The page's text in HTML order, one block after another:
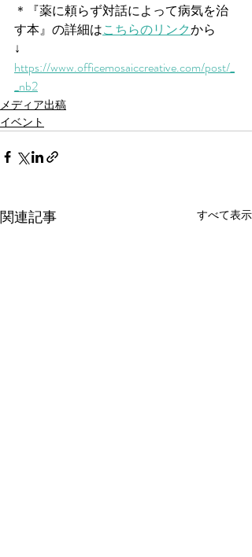
＊『薬に頼らず対話によって病気を治
す本』の詳細はこちらのリンクから
↓
https://www.officemosaiccreative.com/post/_
_nb2
メディア出稿
イベント
関連記事 すべて表示